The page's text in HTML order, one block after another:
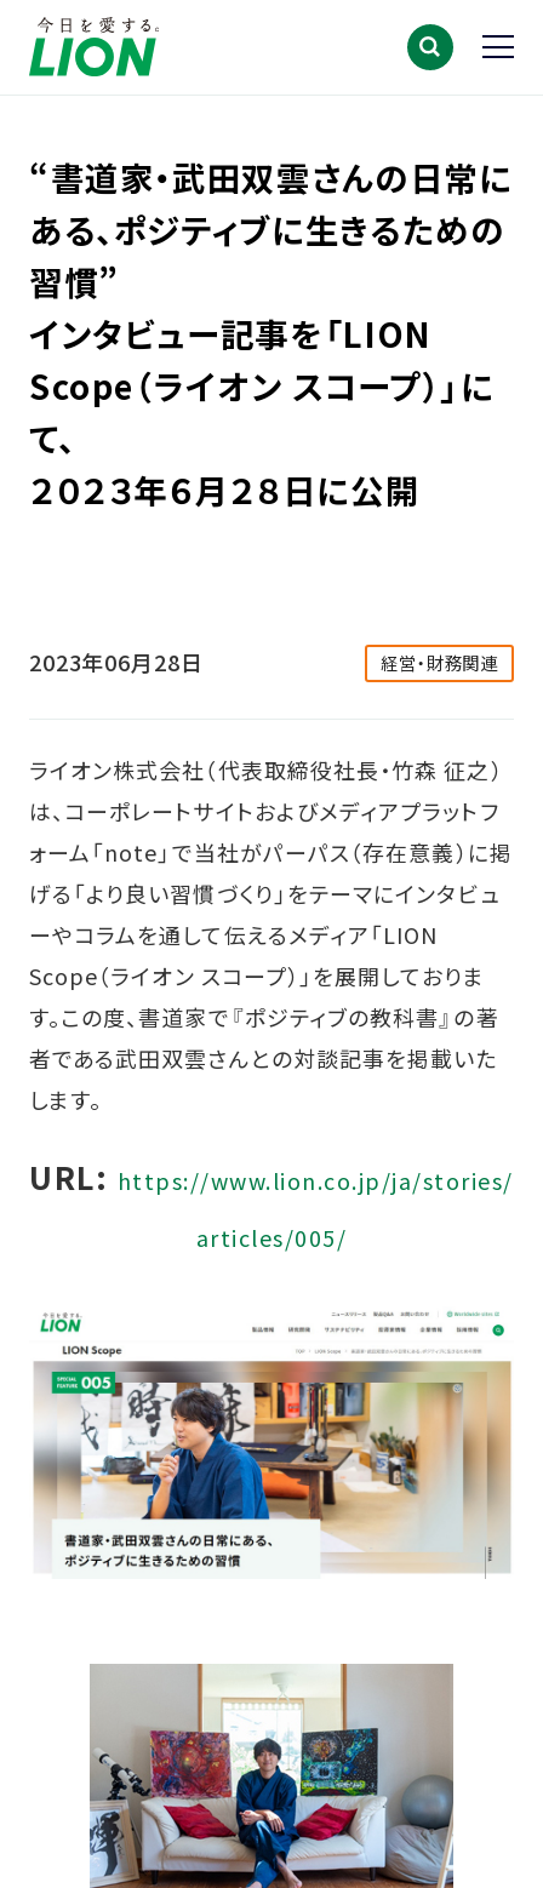
“書道家・武田双雲さんの日常に
ある、ポジティブに生きるための
習慣”
インタビュー記事を「LION
Scope（ライオン スコープ）」に
て、
２０２３年６月２８日に公開
2023年06月28日 経営・財務関連
ライオン株式会社（代表取締役社長・竹森 征之）
は、コーポレートサイトおよびメディアプラットフ
ォーム「note」で当社がパーパス（存在意義）に掲
げる「より良い習慣づくり」をテーマにインタビュ
ーやコラムを通して伝えるメディア「LION
Scope（ライオン スコープ）」を展開しておりま
す。この度、書道家で『ポジティブの教科書』の著
者である武田双雲さんとの対談記事を掲載いた
します。
URL: https://www.lion.co.jp/ja/stories/
articles/005/